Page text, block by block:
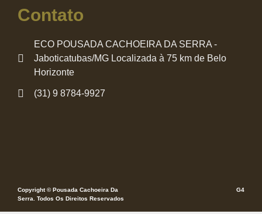
Contato
ECO POUSADA CACHOEIRA DA SERRA -
Jaboticatubas/MG Localizada à 75 km de Belo
Horizonte
(31) 9 8784-9927
Copyright © Pousada Cachoeira Da
Serra. Todos Os Direitos Reservados
G4